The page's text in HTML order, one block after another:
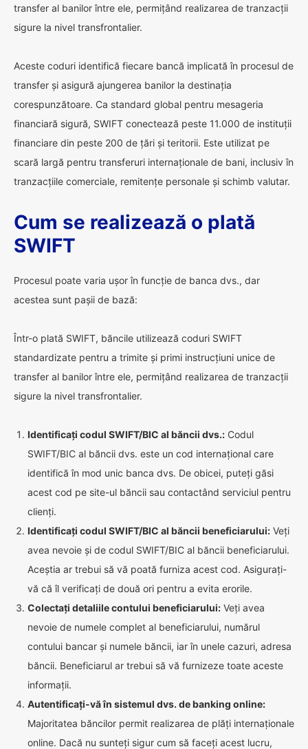
transfer al banilor între ele, permițând realizarea de tranzacții
sigure la nivel transfrontalier.
Aceste coduri identifică fiecare bancă implicată în procesul de
transfer și asigură ajungerea banilor la destinația
corespunzătoare. Ca standard global pentru mesageria
financiară sigură, SWIFT conectează peste 11.000 de instituții
financiare din peste 200 de țări și teritorii. Este utilizat pe
scară largă pentru transferuri internaționale de bani, inclusiv în
tranzacțiile comerciale, remitențe personale și schimb valutar.
Cum se realizează o plată
SWIFT
Procesul poate varia ușor în funcție de banca dvs., dar
acestea sunt pașii de bază:
Într-o plată SWIFT, băncile utilizează coduri SWIFT
standardizate pentru a trimite și primi instrucțiuni unice de
transfer al banilor între ele, permițând realizarea de tranzacții
sigure la nivel transfrontalier.
Identificați codul SWIFT/BIC al băncii dvs.: Codul
SWIFT/BIC al băncii dvs. este un cod internațional care
identifică în mod unic banca dvs. De obicei, puteți găsi
acest cod pe site-ul băncii sau contactând serviciul pentru
clienți.
Identificați codul SWIFT/BIC al băncii beneficiarului: Veți
avea nevoie și de codul SWIFT/BIC al băncii beneficiarului.
Aceștia ar trebui să vă poată furniza acest cod. Asigurați-
vă că îl verificați de două ori pentru a evita erorile.
Colectați detaliile contului beneficiarului: Veți avea
nevoie de numele complet al beneficiarului, numărul
contului bancar și numele băncii, iar în unele cazuri, adresa
băncii. Beneficiarul ar trebui să vă furnizeze toate aceste
informații.
Autentificați-vă în sistemul dvs. de banking online:
Majoritatea băncilor permit realizarea de plăți internaționale
online. Dacă nu sunteți sigur cum să faceți acest lucru,